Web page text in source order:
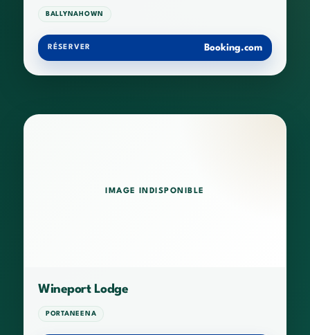
BALLYNAHOWN
RÉSERVER Booking.com
IMAGE INDISPONIBLE
Wineport Lodge
PORTANEENA